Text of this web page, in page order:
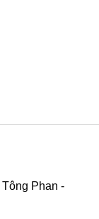
Phan -